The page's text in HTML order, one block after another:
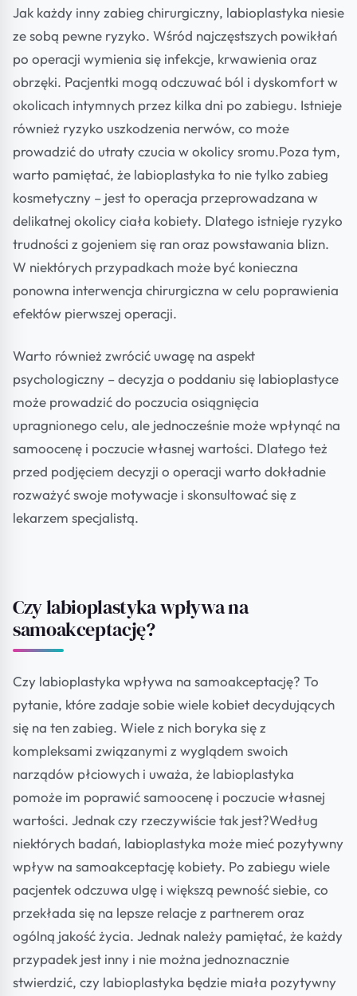
Jak każdy inny zabieg chirurgiczny, labioplastyka niesie
ze sobą pewne ryzyko. Wśród najczęstszych powikłań
po operacji wymienia się infekcje, krwawienia oraz
obrzęki. Pacjentki mogą odczuwać ból i dyskomfort w
okolicach intymnych przez kilka dni po zabiegu. Istnieje
również ryzyko uszkodzenia nerwów, co może
prowadzić do utraty czucia w okolicy sromu.Poza tym,
warto pamiętać, że labioplastyka to nie tylko zabieg
kosmetyczny – jest to operacja przeprowadzana w
delikatnej okolicy ciała kobiety. Dlatego istnieje ryzyko
trudności z gojeniem się ran oraz powstawania blizn.
W niektórych przypadkach może być konieczna
ponowna interwencja chirurgiczna w celu poprawienia
efektów pierwszej operacji.
Warto również zwrócić uwagę na aspekt
psychologiczny – decyzja o poddaniu się labioplastyce
może prowadzić do poczucia osiągnięcia
upragnionego celu, ale jednocześnie może wpłynąć na
samoocenę i poczucie własnej wartości. Dlatego też
przed podjęciem decyzji o operacji warto dokładnie
rozważyć swoje motywacje i skonsultować się z
lekarzem specjalistą.
Czy labioplastyka wpływa na
samoakceptację?
Czy labioplastyka wpływa na samoakceptację? To
pytanie, które zadaje sobie wiele kobiet decydujących
się na ten zabieg. Wiele z nich boryka się z
kompleksami związanymi z wyglądem swoich
narządów płciowych i uważa, że labioplastyka
pomoże im poprawić samoocenę i poczucie własnej
wartości. Jednak czy rzeczywiście tak jest?Według
niektórych badań, labioplastyka może mieć pozytywny
wpływ na samoakceptację kobiety. Po zabiegu wiele
pacjentek odczuwa ulgę i większą pewność siebie, co
przekłada się na lepsze relacje z partnerem oraz
ogólną jakość życia. Jednak należy pamiętać, że każdy
przypadek jest inny i nie można jednoznacznie
stwierdzić, czy labioplastyka będzie miała pozytywny